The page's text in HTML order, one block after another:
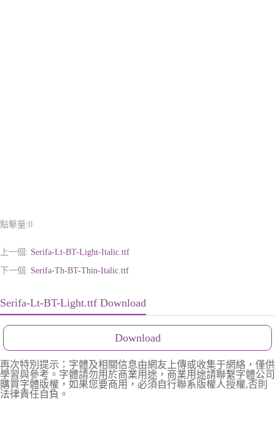
點擊量:0
上一個: Serifa-Lt-BT-Light-Italic.ttf
下一個: Serifa-Th-BT-Thin-Italic.ttf
Serifa-Lt-BT-Light.ttf Download
Download
再次特別提示：字體及相關信息由網友上傳或收集于網絡，僅供
學習與參考。字體請勿用於商業用途，商業用途請聯繫字體公司
購買字體版權，如果您要商用，必須自行聯系版權人授權,否則
法律責任自負。